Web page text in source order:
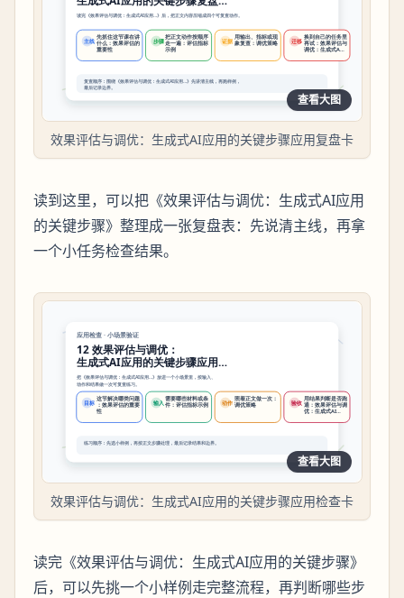
查看大图
效果评估与调优：生成式AI应用的关键步骤应用复盘卡
读到这里，可以把《效果评估与调优：生成式AI应用
的关键步骤》整理成一张复盘表：先说清主线，再拿
一个小任务检查结果。
查看大图
效果评估与调优：生成式AI应用的关键步骤应用检查卡
读完《效果评估与调优：生成式AI应用的关键步骤》
后，可以先挑一个小样例走完整流程，再判断哪些步